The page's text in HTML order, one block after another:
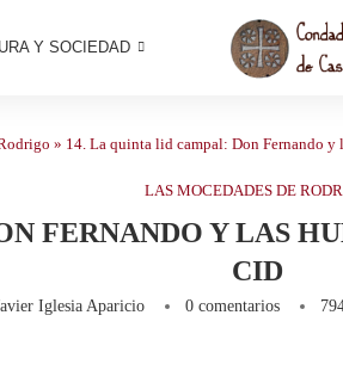
Y SOCIEDAD
» 14. La quinta lid campal: Don Fernando y
LAS MOCEDADES DE
FERNANDO Y LAS
CID
Iglesia Aparicio 0 comentarios